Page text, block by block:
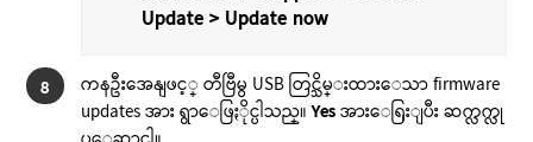
Update > Update now
8
ကနဦးအေနျဖင့္ တီဗြီမွ USB တြင္သိမ္းထားေသာ firmware
updates အား ရွာေဖြႏိုင္ပါသည္။Yesအားေရြးျပီး ဆက္လက္လု